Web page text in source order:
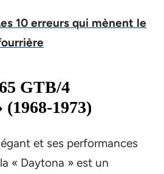
10 erreurs qui mènent le
GTB/4
(1968-1973)
et ses performances
« Daytona » est un